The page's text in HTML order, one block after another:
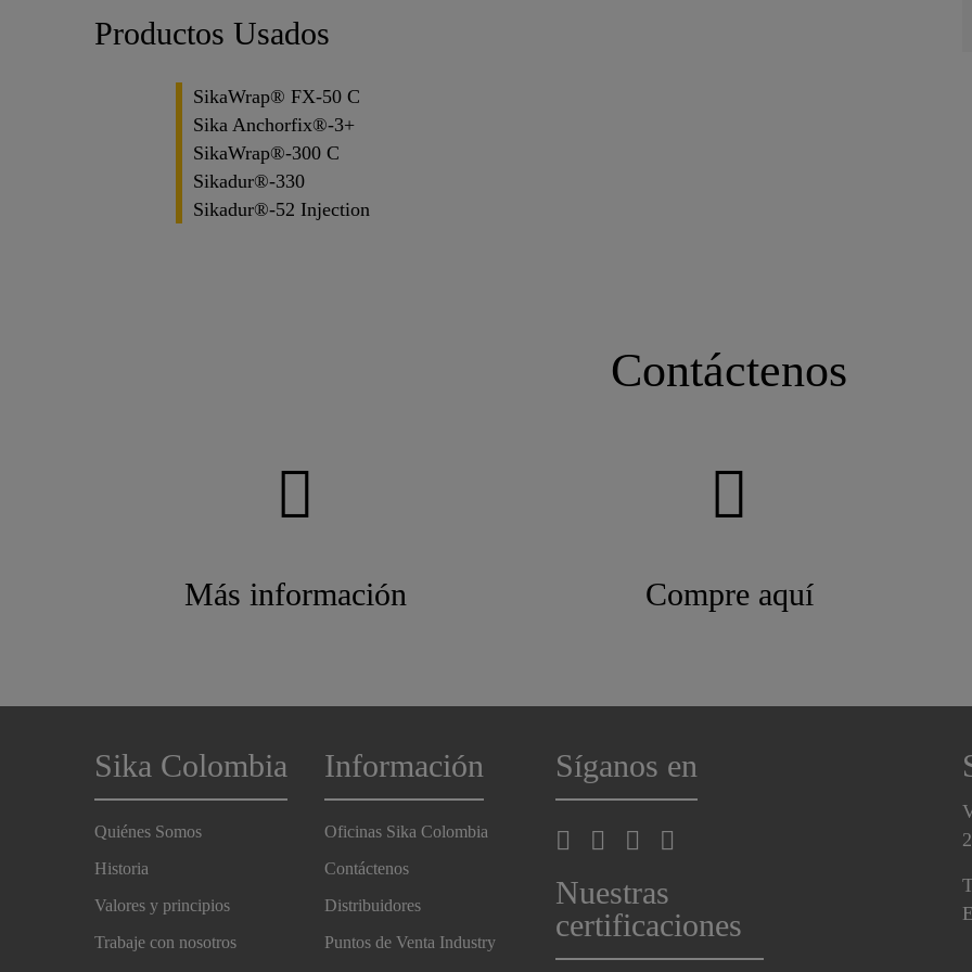
Productos Usados
SikaWrap® FX-50 C
Sika Anchorfix®-3+
SikaWrap®-300 C
Sikadur®-330
Sikadur®-52 Injection
Contáctenos
Más información Compre aquí
Sika Colombia
Quiénes Somos
Historia
Valores y principios
Trabaje con nosotros
Información
Oficinas Sika Colombia
Contáctenos
Distribuidores
Puntos de Venta Industry
Síganos en
Nuestras
certificaciones